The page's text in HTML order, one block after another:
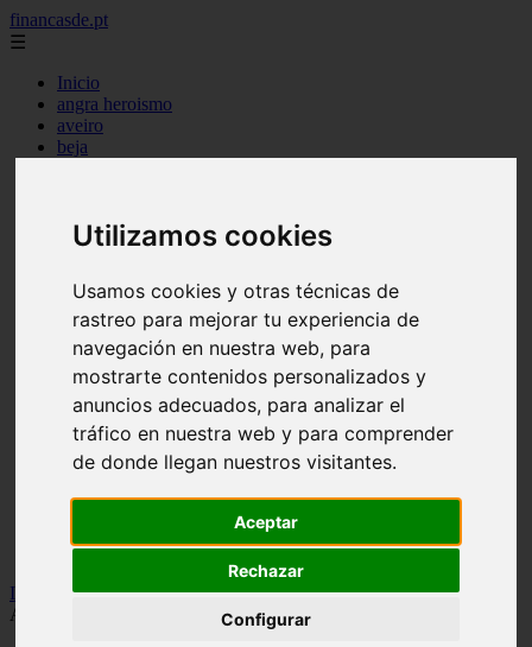
Utilizamos cookies
Usamos cookies y otras técnicas de
rastreo para mejorar tu experiencia de
navegación en nuestra web, para
mostrarte contenidos personalizados y
anuncios adecuados, para analizar el
tráfico en nuestra web y para comprender
de donde llegan nuestros visitantes.
Aceptar
Rechazar
Configurar
financasde.pt
☰
Inicio
angra heroismo
aveiro
beja
coimbra
evora
guarda
horta
lisboa
madeira
ponta delgada
portalegre
porto
santarem
viseu
Inicio
financaspt >5 Conselhos Para Poupar Nos Bilhetes De
Avião | ComoEconomizar.net